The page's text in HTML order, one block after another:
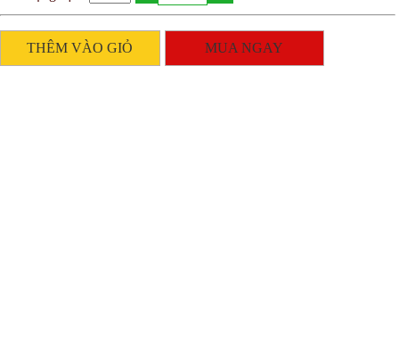
THÊM VÀO GIỎ MUA NGAY